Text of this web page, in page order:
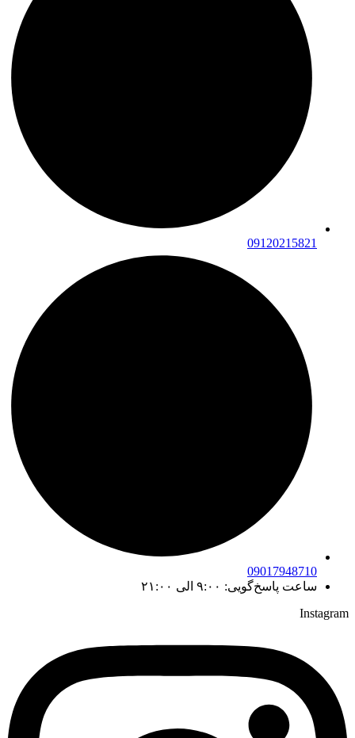
09120215821
09017948710
ساعت پاسخ‌گویی: ۹:۰۰ الی ۲۱:۰۰
Instagram